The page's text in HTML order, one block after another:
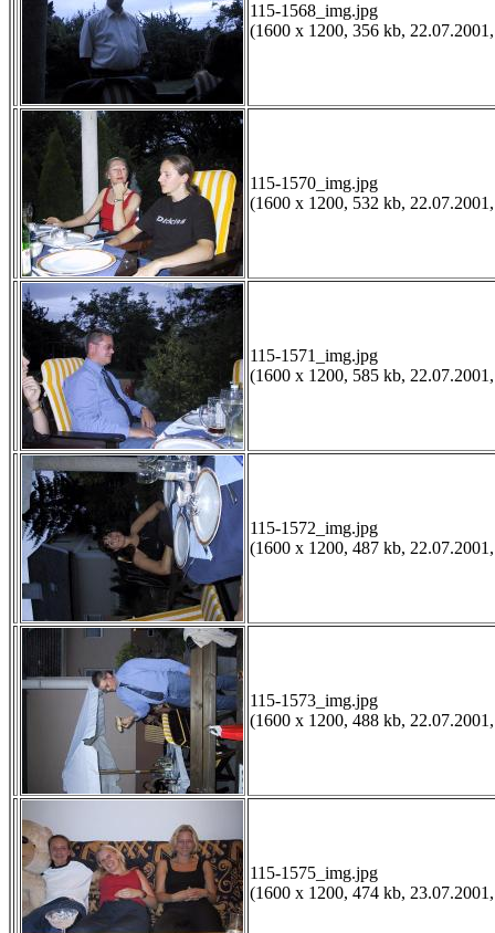
115-1568_img.jpg
(1600 x 1200, 356 kb,
115-1570_img.jpg
(1600 x 1200, 532 kb,
115-1571_img.jpg
(1600 x 1200, 585 kb,
115-1572_img.jpg
(1600 x 1200, 487 kb,
115-1573_img.jpg
(1600 x 1200, 488 kb,
115-1575_img.jpg
(1600 x 1200, 474 kb,